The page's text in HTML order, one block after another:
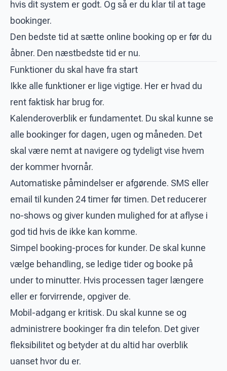
hvis dit system er godt. Og så er du klar til at tage
bookinger.
Den bedste tid at sætte online booking op er før du
åbner. Den næstbedste tid er nu.
Funktioner du skal have fra start
Ikke alle funktioner er lige vigtige. Her er hvad du
rent faktisk har brug for.
Kalenderoverblik er fundamentet. Du skal kunne se
alle bookinger for dagen, ugen og måneden. Det
skal være nemt at navigere og tydeligt vise hvem
der kommer hvornår.
Automatiske påmindelser er afgørende. SMS eller
email til kunden 24 timer før timen. Det reducerer
no-shows og giver kunden mulighed for at aflyse i
god tid hvis de ikke kan komme.
Simpel booking-proces for kunder. De skal kunne
vælge behandling, se ledige tider og booke på
under to minutter. Hvis processen tager længere
eller er forvirrende, opgiver de.
Mobil-adgang er kritisk. Du skal kunne se og
administrere bookinger fra din telefon. Det giver
fleksibilitet og betyder at du altid har overblik
uanset hvor du er.